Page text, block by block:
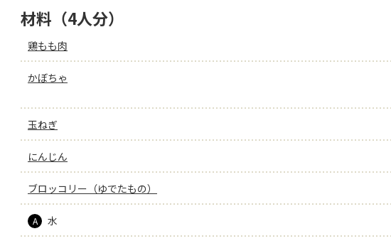
材料（4人分）
鶏もも肉
かぼちゃ
玉ねぎ
にんじん
ブロッコリー（ゆでたもの）
A 水